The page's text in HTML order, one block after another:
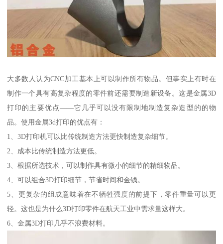
大多数人认为CNC加工基本上可以制作所有物品。但事实上有时在
制作一个具有高复杂程度的零件前还需要制造新设备。这是金属3D
打印的主要优点——它几乎可以没有限制地制造复杂造型的的物
品。使用金属3d打印的优点有：
1、3D打印机可以比传统制造方法更快制造复杂细节。
2、成本比传统制造方法更低。
3、根据所选技术，可以制作具有微小的细节的精细物品。
4、可以组合3D打印细节，节省时间和金钱。
5、更复杂的组成意味着在不牺牲强度的前提下，零件重量可以更
轻。这也是为什么3D打印零件在航天工业中需求量这样大。
6、金属3D打印几乎不浪费材料。